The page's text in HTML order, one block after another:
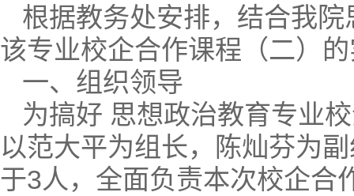
根据教务处安排，结合我
该专业校企合作课程（二）
一、组织领导
为搞好 思想政治教育专业
以范大平为组长，陈灿芬为
于3人，全面负责本次校企合